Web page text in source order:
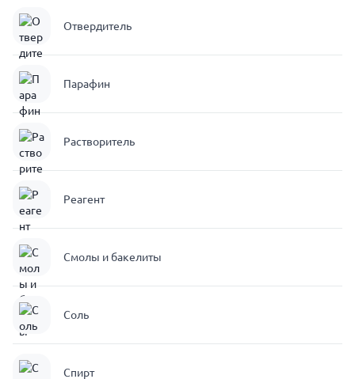
Отвердитель
Парафин
Растворитель
Реагент
Смолы и бакелиты
Соль
Спирт